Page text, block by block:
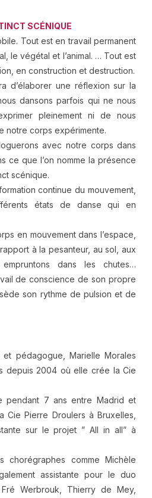
SCÉNIQUE
Tout est en travail permanent
le végétal et l’animal. … Tout est
en construction et destruction.
d’élaborer une réflexion sur la
dansons parfois qui ne nous
pleinement ni de nous
notre corps expérimente.
avec notre corps dans
ce que l’on nomme la présence
scénique.
continue du mouvement,
états de danse qui en
en mouvement dans l’espace,
à la pesanteur, au sol, aux
dans les chutes…
de conscience de son propre
son rythme de pulsion et de
et pédagogue, Marielle Morales
depuis 2004 où elle crée la Cie
pendant 7 ans entre Madrid et
Cie Pierre Droulers à Bruxelles,
sur le projet ” All in all” à
chorégraphes comme Michèle
assistante pour le duo
Werbrouk, Thierry de Mey,